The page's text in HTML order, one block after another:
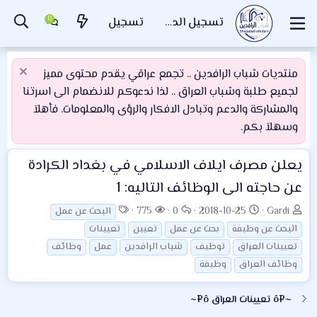
تسجيل الدخول تسجيل
منتديات شباب الرافدين .. تجمع عراقي يقدم محتوى مميز
لجميع طلبة وشباب العراق .. لذا ندعوكم للانضمام الى اسرتنا
والمشاركة والدعم وتبادل الافكار والرؤى والمعلومات. فأهلاَ
وسهلاَ بكم.
يعلن مصرف ايلاف الاسلامي في بغداد الكرادة
عن حاجته الى الوظائف التاليه: 1
ب
ا
د
ئ
ا
م
Gardi
ت
ا
ر
ي
خ
ل
2018-10-25
ا
ل
ر
د
0
ا
ل
م
ش
775
ا
ل
و
س
البحث عن عمل
البحث عن وظيفة
بحث عن عمل تعيين
تعيينات
تعيينات العراق
توظيف شباب الرافدين عمل
وظائف
وظائف العراق
وظيفة
~¤ô تعيينات العراق ô¤~